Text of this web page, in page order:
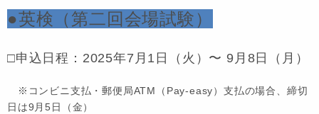
●英検（第二回会場試験）
□申込日程：2025年7月1日（火）〜 9月8日（月）
※コンビニ支払・郵便局ATM（Pay-easy）支払の場合、締切
日は9月5日（金）